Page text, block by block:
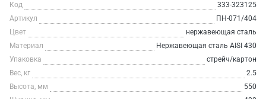
Код
333-323125
Артикул
ПН-071/404
Цвет
нержавеющая сталь
Материал
Нержавеющая сталь AISI 430
Упаковка
стрейч/картон
Вес, кг
2.5
Высота, мм
550